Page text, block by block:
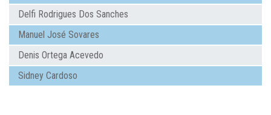
Delfi Rodrigues Dos Sanches
Manuel José Sovares
Denis Ortega Acevedo
Sidney Cardoso